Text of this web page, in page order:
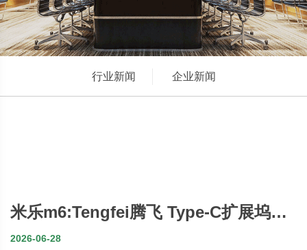
行业新闻 企业新闻
米乐m6:Tengfei腾飞 Type-C扩展坞：
全方位投屏体验的最佳伴侣
2026-06-28